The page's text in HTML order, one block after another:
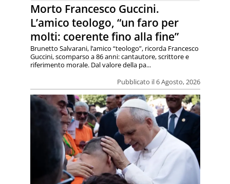
Morto Francesco Guccini.
L’amico teologo, “un faro per
molti: coerente fino alla fine”
Pubblicato il 6 Agosto, 2026
Brunetto Salvarani, l’amico “teologo”, ricorda Francesco
Guccini, scomparso a 86 anni: cantautore, scrittore e
riferimento morale. Dal valore della pa...